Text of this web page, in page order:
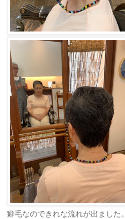
癖毛なのできれな流れが出ました。